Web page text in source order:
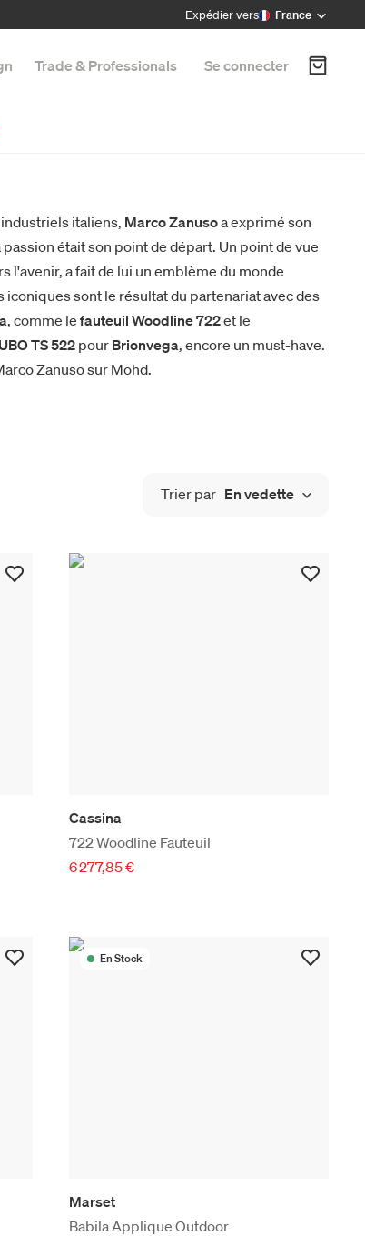
Expédier vers France
Trade & Professionals Se connecter
italiens, Marco Zanusoa exprimé son
était son point de départ. Un point de vue
l'avenir, a fait de lui un emblème du monde
sont le résultat du partenariat avec des
, comme le fauteuil Woodline 722et le
TS 522pour Brionvega, encore un must-have.
Zanuso sur Mohd.
Trier par En vedette
Cassina
722 Woodline Fauteuil
6 277,85 €
En Stock
Marset
Babila Applique Outdoor